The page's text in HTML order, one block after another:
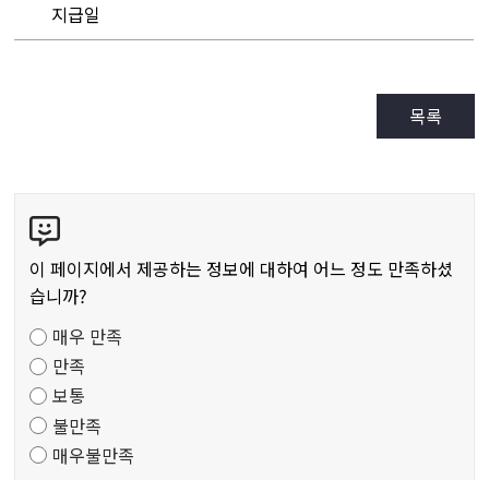
지급일
목록
텐
츠
만
도
조
사
이 페이지에서 제공하는 정보에 대하여 어느 정도 만족하셨
습니까?
매우 만족
만족
보통
불만족
매우불만족